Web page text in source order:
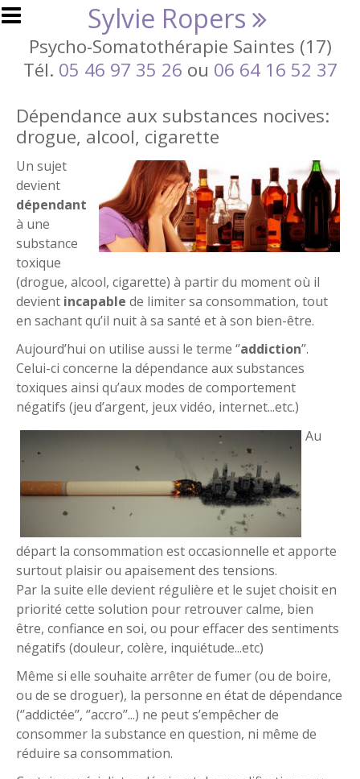
Aller au contenu principalSylvie Ropers
Psycho-Somatothérapie Saintes (17)
Tél. 05 46 97 35 26 ou 06 64 16 52 37
Dépendance aux substances nocives:
drogue, alcool, cigarette
Un sujet
devient
dépendant
à une
substance
toxique
(drogue, alcool, cigarette) à partir du moment où il
devient incapable de limiter sa consommation, tout
en sachant qu’il nuit à sa santé et à son bien-être.
Aujourd’hui on utilise aussi le terme ‘’addiction’’.
Celui-ci concerne la dépendance aux substances
toxiques ainsi qu’aux modes de comportement
négatifs (jeu d’argent, jeux vidéo, internet...etc.)
Au
départ la consommation est occasionnelle et apporte
surtout plaisir ou apaisement des tensions.
Par la suite elle devient régulière et le sujet choisit en
priorité cette solution pour retrouver calme, bien
être, confiance en soi, ou pour effacer des sentiments
négatifs (douleur, colère, inquiétude...etc)
Même si elle souhaite arrêter de fumer (ou de boire,
ou de se droguer), la personne en état de dépendance
(‘’addictée’’, ‘’accro’’...) ne peut s’empêcher de
consommer la substance en question, ni même de
réduire sa consommation.